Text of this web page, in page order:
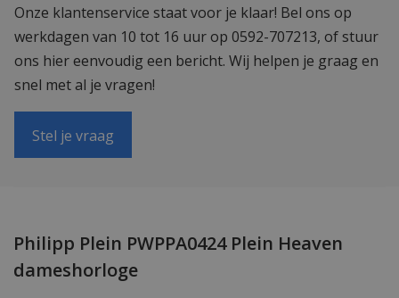
Onze klantenservice staat voor je klaar! Bel ons op
werkdagen van 10 tot 16 uur op 0592-707213, of stuur
ons hier eenvoudig een bericht. Wij helpen je graag en
snel met al je vragen!
Stel je vraag
Philipp Plein PWPPA0424 Plein Heaven
dameshorloge